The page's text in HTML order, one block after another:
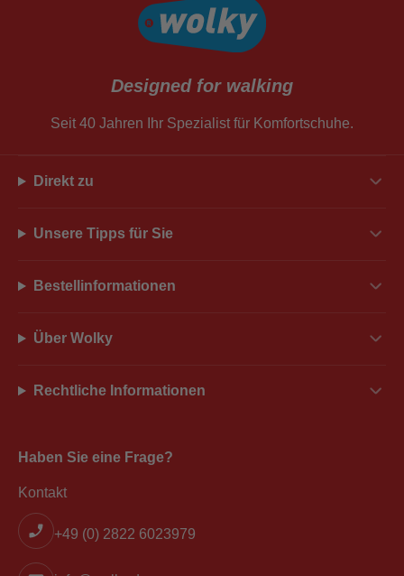
Designed for walking
Seit 40 Jahren Ihr Spezialist für Komfortschuhe.
Direkt zu
Unsere Tipps für Sie
Bestellinformationen
Über Wolky
Rechtliche Informationen
Haben Sie eine Frage?
Kontakt
+49 (0) 2822 6023979